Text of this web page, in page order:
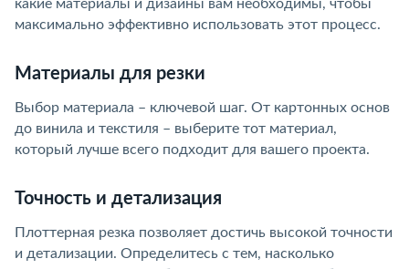
какие материалы и дизайны вам необходимы, чтобы
максимально эффективно использовать этот процесс.
Материалы для резки
Выбор материала – ключевой шаг. От картонных основ
до винила и текстиля – выберите тот материал,
который лучше всего подходит для вашего проекта.
Точность и детализация
Плоттерная резка позволяет достичь высокой точности
и детализации. Определитесь с тем, насколько